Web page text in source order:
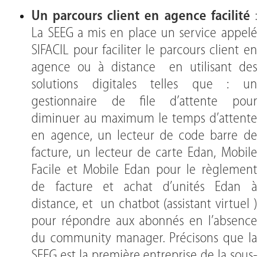
Un parcours client en agence facilité :
La SEEG a mis en place un service appelé
SIFACIL pour faciliter le parcours client en
agence ou à distance en utilisant des
solutions digitales telles que : un
gestionnaire de file d’attente pour
diminuer au maximum le temps d’attente
en agence, un lecteur de code barre de
facture, un lecteur de carte Edan, Mobile
Facile et Mobile Edan pour le règlement
de facture et achat d’unités Edan à
distance, et un chatbot (assistant virtuel )
pour répondre aux abonnés en l’absence
du community manager. Précisons que la